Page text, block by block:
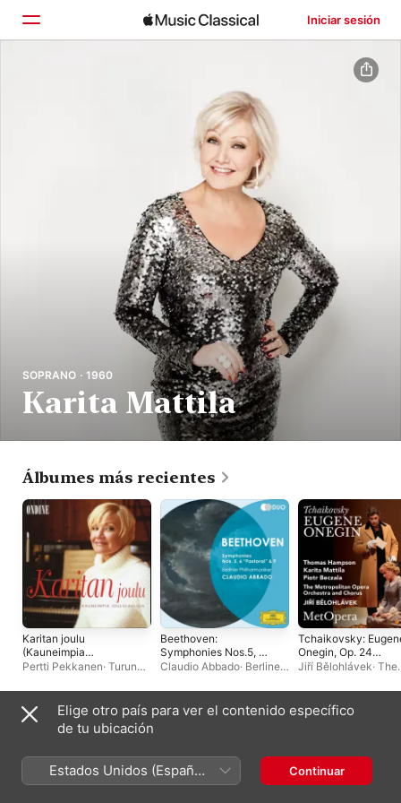
Iniciar sesión
SOPRANO · 1960
Karita Mattila
Álbumes más recientes
Karitan joulu
(Kauneimpia
joululauluja)
Pertti Pekkanen· Turun
Chorus Cathedralis
Aboensis·Karita Mattila
Beethoven:
Symphonies Nos.5, 6
"Pastoral" & 9
Claudio Abbado· Berliner
Tchaikovsky:
Onegin, Op. 24
(Recorded Live at
2009)
Jiří Bělohlávek· The
Karita Mattila·Piotr
Beczala·Thomas
Hampson
Álbumes en vivo
Elige otro país para ver el contenido específico
de tu ubicación
Estados Unidos (Español
México)
Continuar